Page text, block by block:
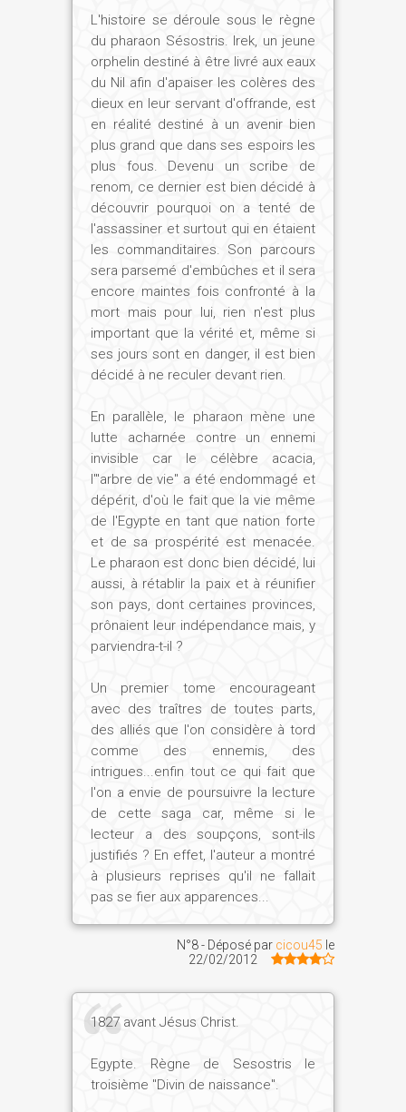
L'histoire se déroule sous le règne
du pharaon Sésostris. Irek, un jeune
orphelin destiné à être livré aux eaux
du Nil afin d'apaiser les colères des
dieux en leur servant d'offrande, est
en réalité destiné à un avenir bien
plus grand que dans ses espoirs les
plus fous. Devenu un scribe de
renom, ce dernier est bien décidé à
découvrir pourquoi on a tenté de
l'assassiner et surtout qui en étaient
les commanditaires. Son parcours
sera parsemé d'embûches et il sera
encore maintes fois confronté à la
mort mais pour lui, rien n'est plus
important que la vérité et, même si
ses jours sont en danger, il est bien
décidé à ne reculer devant rien.
En parallèle, le pharaon mène une
lutte acharnée contre un ennemi
invisible car le célèbre acacia,
l'"arbre de vie" a été endommagé et
dépérit, d'où le fait que la vie même
de l'Egypte en tant que nation forte
et de sa prospérité est menacée.
Le pharaon est donc bien décidé, lui
aussi, à rétablir la paix et à réunifier
son pays, dont certaines provinces,
prônaient leur indépendance mais, y
parviendra-t-il ?
Un premier tome encourageant
avec des traîtres de toutes parts,
des alliés que l'on considère à tord
comme des ennemis, des
intrigues...enfin tout ce qui fait que
l'on a envie de poursuivre la lecture
de cette saga car, même si le
lecteur a des soupçons, sont-ils
justifiés ? En effet, l'auteur a montré
à plusieurs reprises qu'il ne fallait
pas se fier aux apparences...
N°8 - Déposé par cicou45 le
22/02/2012
1827 avant Jésus Christ.
Egypte. Règne de Sesostris le
troisième "Divin de naissance".